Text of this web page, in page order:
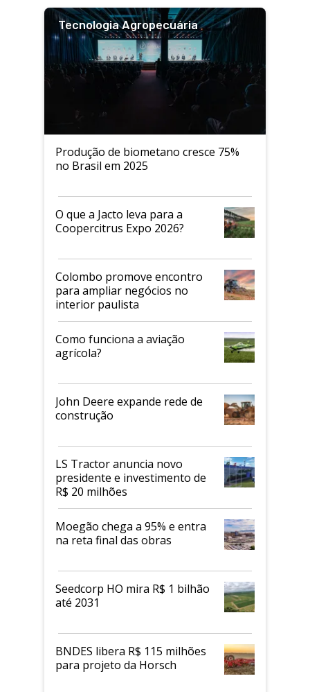
Tecnologia Agropecuária
Produção de biometano cresce 75%
no Brasil em 2025
O que a Jacto leva para a
Coopercitrus Expo 2026?
Colombo promove encontro
para ampliar negócios no
interior paulista
Como funciona a aviação
agrícola?
John Deere expande rede de
construção
LS Tractor anuncia novo
presidente e investimento de
R$ 20 milhões
Moegão chega a 95% e entra
na reta final das obras
Seedcorp HO mira R$ 1 bilhão
até 2031
BNDES libera R$ 115 milhões
para projeto da Horsch